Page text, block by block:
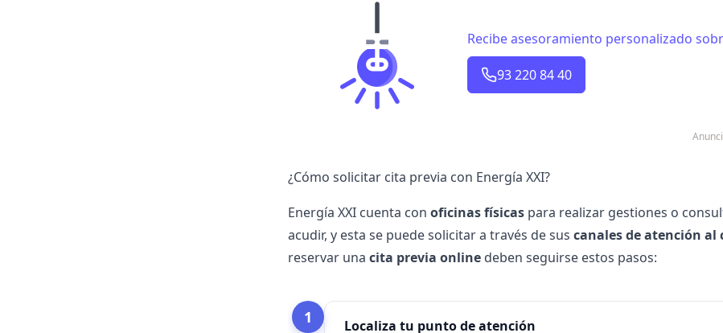
Recibe asesoramiento personalizado
93 220 84 40
¿Cómo solicitar cita previa con Energía XXI?
Energía XXI cuenta con oficinas físicaspara realizar gestiones o
acudir, y esta se puede solicitar a través de sus canales de atención al
reservar una cita previa onlinedeben seguirse estos pasos:
1 Localiza tu punto de atención